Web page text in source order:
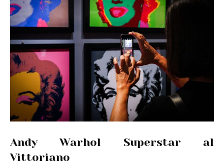
Andy Warhol Superstar al
Vittoriano